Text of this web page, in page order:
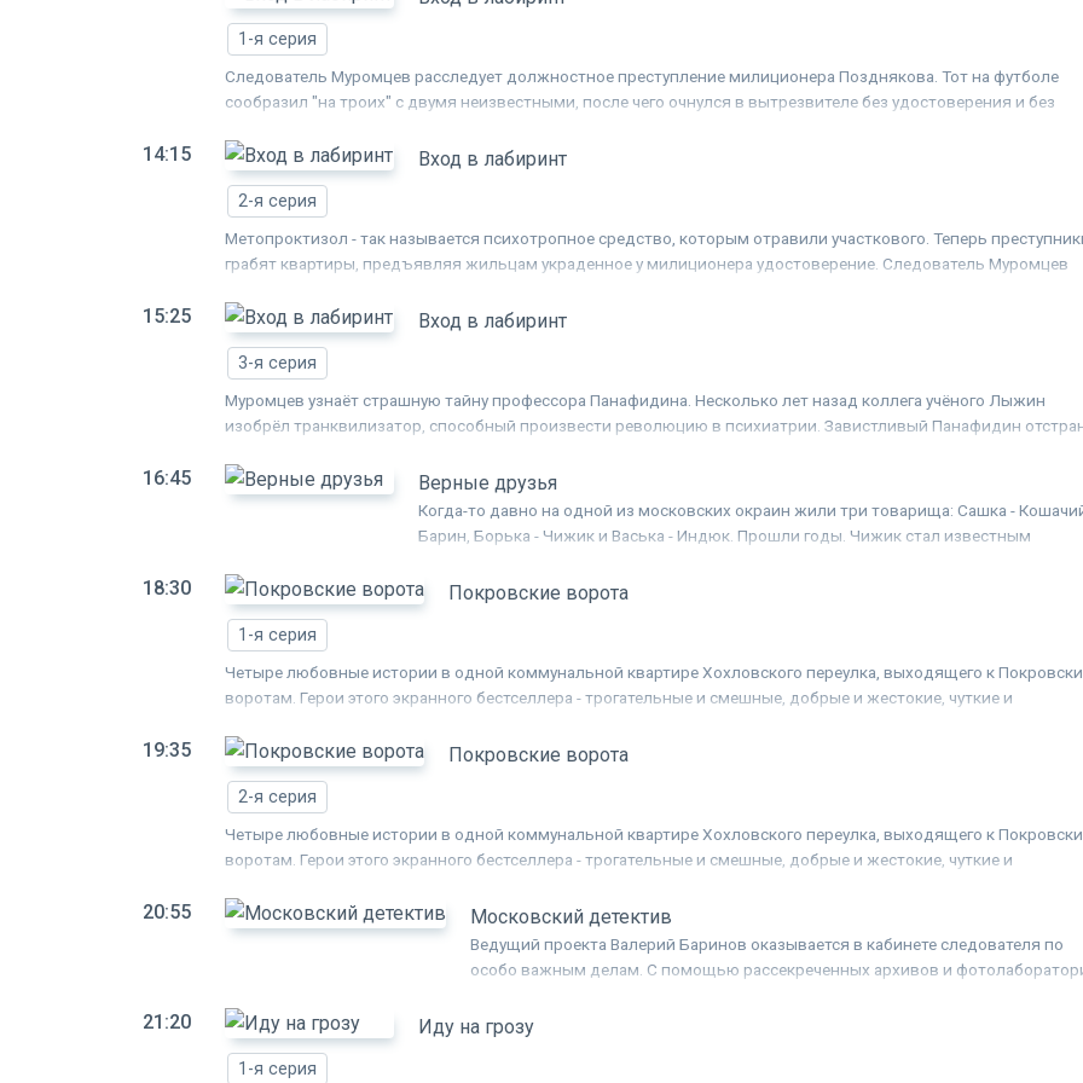
1-я серия
Следователь Муромцев расследует должностное преступление милиционера Позднякова. Тот на футболе
сообразил "на троих" с двумя неизвестными, после чего очнулся в вытрезвителе без удостоверения и без
14:15 Вход в лабиринт
2-я серия
Метопроктизол - так называется психотропное средство, которым отравили участкового. Теперь
грабят квартиры, предъявляя жильцам украденное у милиционера удостоверение. Следователь Муромцев
15:25 Вход в лабиринт
3-я серия
Муромцев узнаёт страшную тайну профессора Панафидина. Несколько лет назад коллега учёного Лыжин
изобрёл транквилизатор, способный произвести революцию в психиатрии. Завистливый Панафидин
16:45 Верные друзья
Когда-то давно на одной из московских окраин жили три товарища: Сашка -
Барин, Борька - Чижик и Васька - Индюк. Прошли годы. Чижик стал известным
Васька - академиком архитектуры Нестратовым, работающим на строительстве
высоток столицы. Вспомнив данное когда-то друг другу обещание, верные друзья
женщину.
18:30 Покровские ворота
1-я серия
Четыре любовные истории в одной коммунальной квартире Хохловского переулка, выходящего к
воротам. Герои этого экранного бестселлера - трогательные и смешные, добрые и жестокие, чуткие и
Зорина "Хохловский переулок".
19:35 Покровские ворота
2-я серия
Четыре любовные истории в одной коммунальной квартире Хохловского переулка, выходящего к
воротам. Герои этого экранного бестселлера - трогательные и смешные, добрые и жестокие, чуткие и
Зорина "Хохловский переулок".
20:55 Московский детектив
Ведущий проекта Валерий Баринов оказывается в кабинете следователя по
особо важным делам. С помощью рассекреченных архивов и
Москвы. Каждое уголовное дело становится отдельной серией,
21:20 Иду на грозу
1-я серия